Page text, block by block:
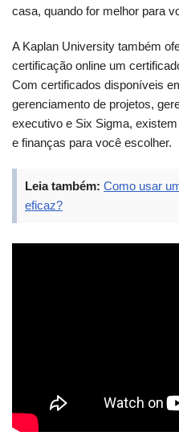
casa, quando for melhor para
A Kaplan University também
certificação online um
Com certificados disponíveis
gerenciamento de projetos,
executivo e Six Sigma,
e finanças para você escolher.
Leia também: Como usar
eficaz?